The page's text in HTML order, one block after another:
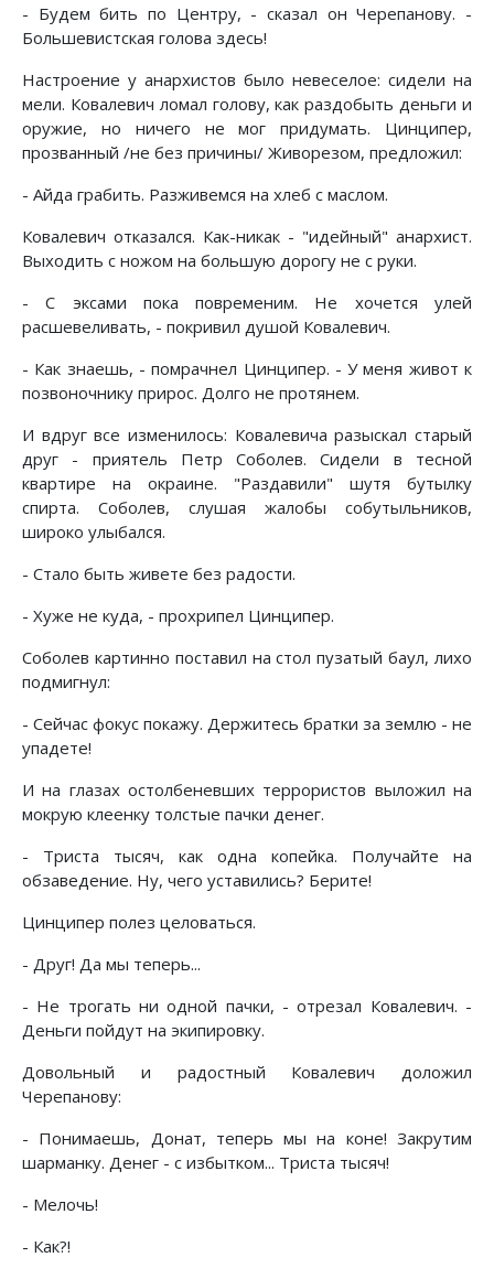
- Будем бить по Центру, - сказал он Черепанову. -
Большевистская голова здесь!
Настроение у анархистов было невеселое: сидели на
мели. Ковалевич ломал голову, как раздобыть деньги и
оружие, но ничего не мог придумать. Цинципер,
прозванный /не без причины/ Живорезом, предложил:
- Айда грабить. Разживемся на хлеб с маслом.
Ковалевич отказался. Как-никак - "идейный" анархист.
Выходить с ножом на большую дорогу не с руки.
- С эксами пока повременим. Не хочется улей
расшевеливать, - покривил душой Ковалевич.
- Как знаешь, - помрачнел Цинципер. - У меня живот к
позвоночнику прирос. Долго не протянем.
И вдруг все изменилось: Ковалевича разыскал старый
друг - приятель Петр Соболев. Сидели в тесной
квартире на окраине. "Раздавили" шутя бутылку
спирта. Соболев, слушая жалобы собутыльников,
широко улыбался.
- Стало быть живете без радости.
- Хуже не куда, - прохрипел Цинципер.
Соболев картинно поставил на стол пузатый баул, лихо
подмигнул:
- Сейчас фокус покажу. Держитесь братки за землю - не
упадете!
И на глазах остолбеневших террористов выложил на
мокрую клеенку толстые пачки денег.
- Триста тысяч, как одна копейка. Получайте на
обзаведение. Ну, чего уставились? Берите!
Цинципер полез целоваться.
- Друг! Да мы теперь...
- Не трогать ни одной пачки, - отрезал Ковалевич. -
Деньги пойдут на экипировку.
Довольный и радостный Ковалевич доложил
Черепанову:
- Понимаешь, Донат, теперь мы на коне! Закрутим
шарманку. Денег - с избытком... Триста тысяч!
- Мелочь!
- Как?!